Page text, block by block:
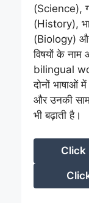
(Science),
(History),
(Biology)
विषयों के
bilingual
दोनों भाषाओं
और उनकी
भी बढ़ाती है।
Click